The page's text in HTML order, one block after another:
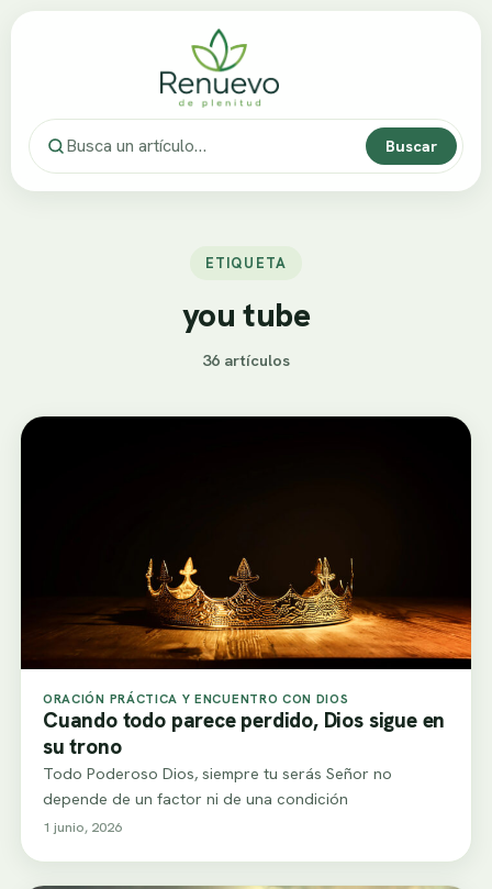
Buscar
ETIQUETA
you tube
36 artículos
ORACIÓN PRÁCTICA Y ENCUENTRO CON DIOS
Cuando todo parece perdido, Dios sigue en
su trono
Todo Poderoso Dios, siempre tu serás Señor no
depende de un factor ni de una condición
1 junio, 2026